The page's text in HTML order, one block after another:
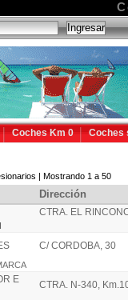
Coches Km 0 Coches
| Mostrando 1 a 50
Dirección
CTRA. EL
C/ CORDOBA, 30
E
CTRA. N-340,